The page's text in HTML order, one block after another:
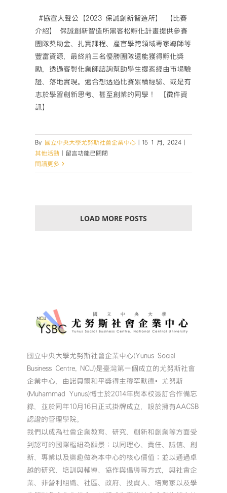
永
續
大
調
查，
重
臺
灣
重
­ #協宣大聲公【2023 保誠創新智造所】 【比賽
介紹】 保誠創新智造所黑客松孵化計畫提供參賽
團隊獎助金、扎實課程、產官學跨領域專家導師等
豐富資源，最終前三名優勝團隊還能獲得孵化獎
勵，透過客製化業師諮詢幫助學生提案經由市場驗
證、落地實現。適合想透過比賽累積經驗、或是有
志於學習創新思考、甚至創業的同學！ 【徵件資
訊】
By 國立中央大學尤努斯社會企業中心 15 1 月, 2024
其他活動
在
宣
【2023
留言功能已關閉
閱讀更多
LOAD MORE POSTS
國立中央大學尤努斯社會企業中心(Yunus Social
Business Centre, NCU)是臺灣第一個成立的尤努斯社會
企業中心，由諾貝爾和平獎得主穆罕默德•尤努斯
(Muhammad Yunus)博士於2014年與本校簽訂合作備忘
錄，並於同年10月16日正式掛牌成立，設於擁有AACSB
認證的管理學院。
我們以成為社會企業教育、研究、創新和創業等方面受
到認可的國際樞紐為願景；以同理心、責任、誠信、創
新、專業以及樂趣做為本中心的核心價值；並以通過卓
越的研究、培訓與輔導、協作與倡導等方式，與社會企
業、非營利組織、社區、政府、投資人、培育家以及學